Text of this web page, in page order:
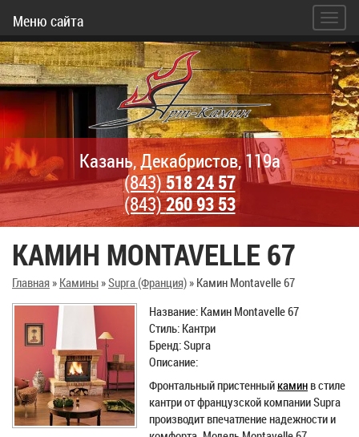
Меню сайта
Казань, Декабристов, 119а
(843)518 24 57
(843)260 93 53
КАМИН MONTAVELLE 67
Главная» Камины»Supra (Франция)» Камин Montavelle 67
Название: Камин Montavelle 67
Стиль: Кантри
Бренд: Supra
Описание:
Фронтальный пристенный камин в стиле
кантри от французской компании Supra
производит впечатление надежности и